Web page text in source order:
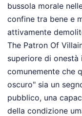
bussola morale
confine tra bene e
attivamente
The Patron Of
superiore di
comunemente che
oscuro" sia un
pubblico, una
della condizione